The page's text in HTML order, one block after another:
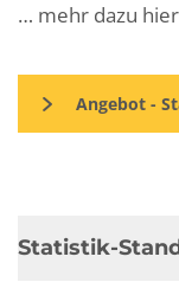
… mehr dazu
Angebot -
Statistik-